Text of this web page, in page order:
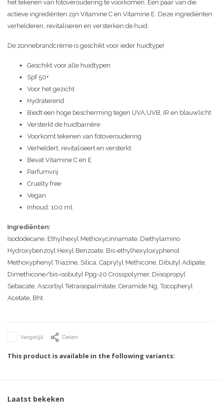
het tekenen van fotoveroudering te voorkomen. Een paar van die
actieve ingrediënten zijn Vitamine C en Vitamine E. Deze ingrediënten
verhelderen, revitaliseren en versterken de huid.
De zonnebrandcrème is geschikt voor ieder huidtype!
Geschikt voor alle huidtypen
Spf 50+
Voor het gezicht
Hydraterend
Biedt een hoge bescherming tegen UVA,UVB, IR en blauwlicht
Versterkt de huidbarrière
Voorkomt tekenen van fotoveroudering
Verheldert, revitaliseert en versterkt
Bevat Vitamine C en E
Parfumvrij
Cruelty free
Vegan
Inhoud: 100 ml.
Ingrediënten:
Isododecane, Ethylhexyl Methoxycinnamate, Diethylamino
Hydroxybenzoyl Hexyl Benzoate, Bis-ethylhexyloxyphenol
Methoxyphenyl Triazine, Silica, Caprylyl Methicone, Dibutyl Adipate,
Dimethicone/bis-isobutyl Ppg-20 Crosspolymer, Diisopropyl
Sebacate, Ascorbyl Tetraisopalmitate, Ceramide Ng, Tocopheryl
Acetate, Bht.
Vergelijk Delen
This product is available in the following variants:
Laatst bekeken